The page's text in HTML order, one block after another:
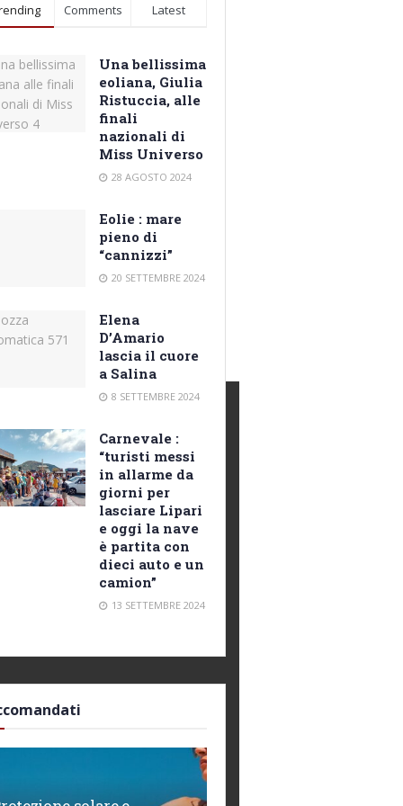
Comments Latest
Una bellissima
eoliana, Giulia
Ristuccia, alle
finali
nazionali di
Miss Universo
28 AGOSTO 2024
Eolie : mare
pieno di
“cannizzi”
20 SETTEMBRE 2024
Elena
D’Amario
lascia il cuore
a Salina
8 SETTEMBRE 2024
Carnevale :
“turisti messi
in allarme da
giorni per
lasciare Lipari
e oggi la nave
è partita con
dieci auto e un
camion”
13 SETTEMBRE 2024